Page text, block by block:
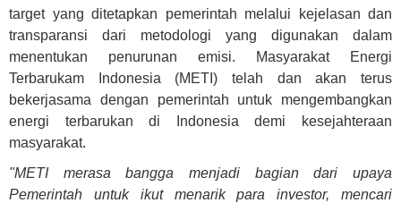
target yang ditetapkan pemerintah melalui kejelasan dan
transparansi dari metodologi yang digunakan dalam
menentukan penurunan emisi. Masyarakat Energi
Terbarukam Indonesia (METI) telah dan akan terus
bekerjasama dengan pemerintah untuk mengembangkan
energi terbarukan di Indonesia demi kesejahteraan
masyarakat.
"METI merasa bangga menjadi bagian dari upaya
Pemerintah untuk ikut menarik para investor, mencari